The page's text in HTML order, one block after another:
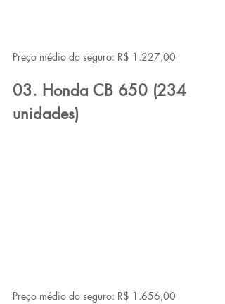
Preço médio do seguro: R$ 1.227,00
03. Honda CB 650 (234
unidades)
Preço médio do seguro: R$ 1.656,00